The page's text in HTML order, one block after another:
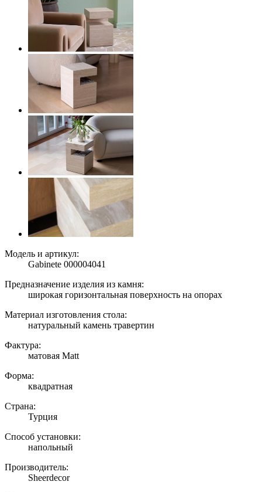
Модель и артикул:
Gabinete 000004041
Предназначение изделия из камня:
широкая горизонтальная поверхность на опорах
Материал изготовления стола:
натуральный камень травертин
Фактура:
матовая Matt
Форма:
квадратная
Страна:
Турция
Способ установки:
напольный
Производитель:
Sheerdecor